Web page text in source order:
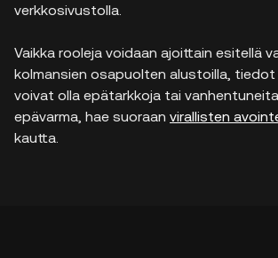
verkkosivustolla.
Vaikka rooleja voidaan ajoittain esitellä
kolmansien osapuolten alustoilla, tiedot
voivat olla epätarkkoja tai
epävarma, hae suoraan virallisten
kautta.